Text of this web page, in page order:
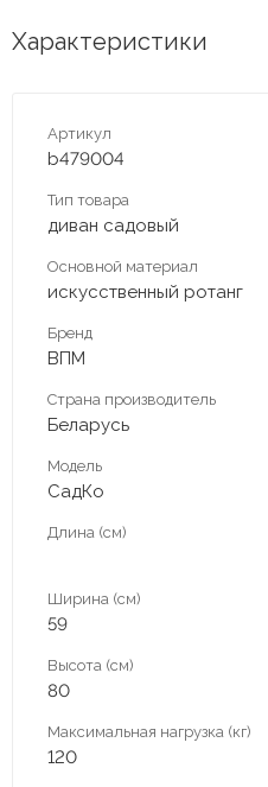
Характеристики
Артикул
b479004
Тип товара
диван садовый
Основной материал
искусственный ротанг
Бренд
ВПМ
Страна производитель
Беларусь
Модель
СадКо
Длина (см)
Ширина (см)
59
Высота (см)
80
Максимальная нагрузка (кг)
120